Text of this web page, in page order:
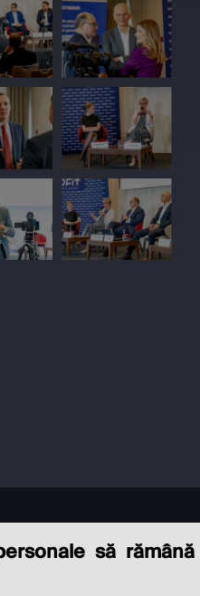
să rămână